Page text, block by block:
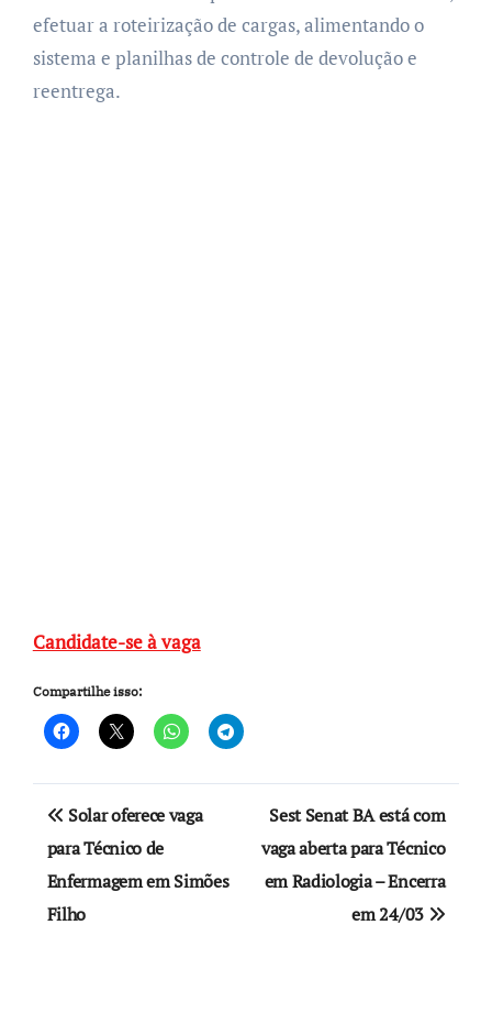
efetuar a roteirização de cargas, alimentando o
sistema e planilhas de controle de devolução e
reentrega.
Candidate-se à vaga
Compartilhe isso:
Navegação
de
Post
Solar oferece vaga
para Técnico de
Enfermagem em Simões
Filho
Sest Senat BA está com
vaga aberta para Técnico
em Radiologia – Encerra
em 24/03